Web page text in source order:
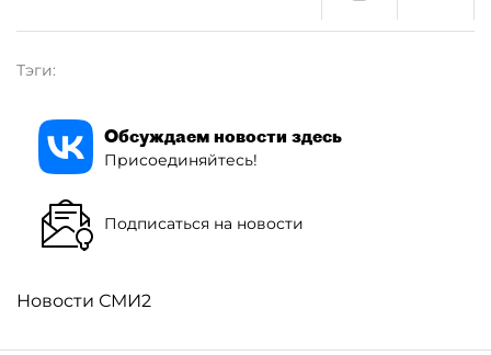
Тэги:
Обсуждаем новости здесь
Присоединяйтесь!
Подписаться на новости
Новости СМИ2